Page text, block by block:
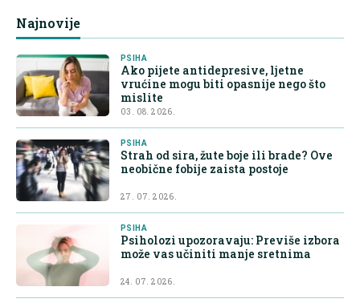
Najnovije
PSIHA
Ako pijete antidepresive, ljetne
vrućine mogu biti opasnije nego što
mislite
03. 08. 2026.
PSIHA
Strah od sira, žute boje ili brade? Ove
neobične fobije zaista postoje
27. 07. 2026.
PSIHA
Psiholozi upozoravaju: Previše izbora
može vas učiniti manje sretnima
24. 07. 2026.